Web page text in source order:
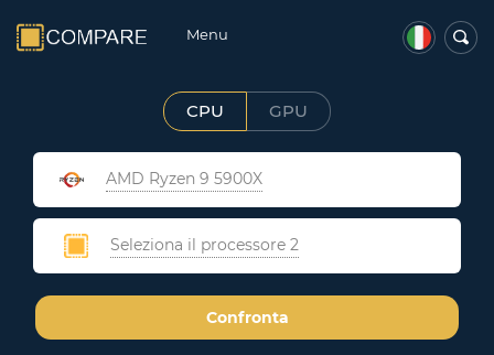
Menu
CPU GPU
AMD Ryzen 9 5900X
Seleziona il processore 2
Confronta